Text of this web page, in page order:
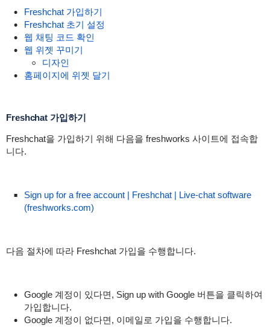
Freshchat 가입하기
Freshchat 초기 설정
웹 채팅 코드 확인
웹 위젯 꾸미기
디자인
홈페이지에 위젯 달기
Freshchat 가입하기
Freshchat을 가입하기 위해 다음을 freshworks 사이트에 접속합
니다.
Sign up for a free account | Freshchat | Live-chat software
(freshworks.com)
다음 절차에 따라 Freshchat 가입을 수행합니다.
Google 계정이 있다면, Sign up with Google 버튼을 클릭하여
가입합니다.
Google 계정이 없다면, 이메일로 가입을 수행합니다.